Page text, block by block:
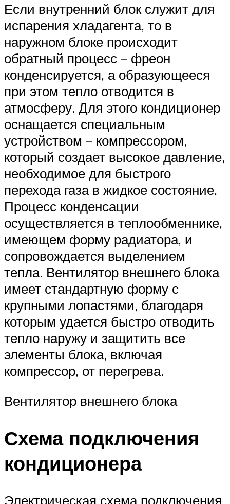
Если внутренний блок служит для
испарения хладагента, то в
наружном блоке происходит
обратный процесс – фреон
конденсируется, а образующееся
при этом тепло отводится в
атмосферу. Для этого кондиционер
оснащается специальным
устройством – компрессором,
который создает высокое давление,
необходимое для быстрого
перехода газа в жидкое состояние.
Процесс конденсации
осуществляется в теплообменнике,
имеющем форму радиатора, и
сопровождается выделением
тепла. Вентилятор внешнего блока
имеет стандартную форму с
крупными лопастями, благодаря
которым удается быстро отводить
тепло наружу и защитить все
элементы блока, включая
компрессор, от перегрева.
Вентилятор внешнего блока
Схема подключения
кондиционера
Электрическая схема подключения